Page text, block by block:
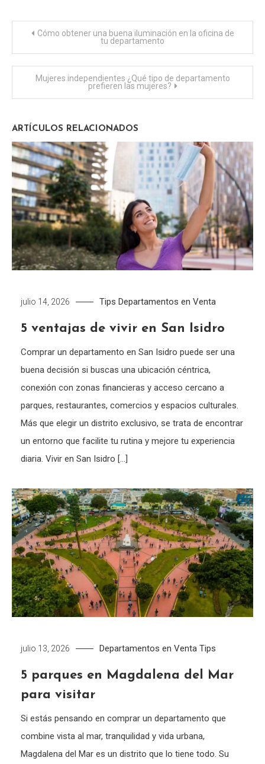
Navegación
de
entradas
Cómo obtener una buena iluminación en la oficina de
tu departamento
Mujeres independientes ¿Qué tipo de departamento
prefieren las mujeres?
ARTÍCULOS RELACIONADOS
julio 14, 2026 Tips Departamentos en Venta
5 ventajas de vivir en San Isidro
Comprar un departamento en San Isidro puede ser una
buena decisión si buscas una ubicación céntrica,
conexión con zonas financieras y acceso cercano a
parques, restaurantes, comercios y espacios culturales.
Más que elegir un distrito exclusivo, se trata de encontrar
un entorno que facilite tu rutina y mejore tu experiencia
diaria. Vivir en San Isidro […]
julio 13, 2026 Departamentos en Venta Tips
5 parques en Magdalena del Mar
para visitar
Si estás pensando en comprar un departamento que
combine vista al mar, tranquilidad y vida urbana,
Magdalena del Mar es un distrito que lo tiene todo. Su